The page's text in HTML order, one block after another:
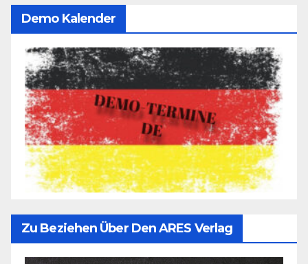
Demo Kalender
Zu Beziehen Über Den ARES Verlag